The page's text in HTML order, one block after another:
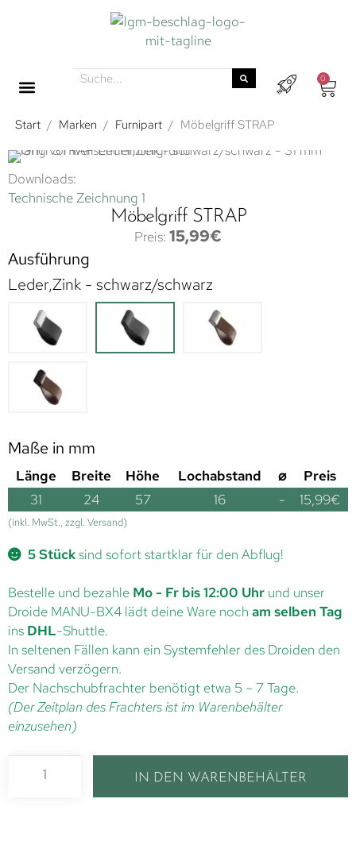
0
Start / Marken / Furnipart / Möbelgriff STRAP
Downloads:
Technische Zeichnung 1
Möbelgriff STRAP
15,99€
Ausführung
Leder,Zink - schwarz/schwarz
Maße in mm
Länge Breite Höhe Lochabstand ⌀
Preis
31
24 57 16 - 15,99€
(inkl. MwSt., zzgl. Versand)
5 Stücksind sofort startklar für den Abflug!
Bestelle und bezahle Mo - Fr bis 12:00 Uhr und unser
Droide MANU-BX4 lädt deine Ware noch am selben Tag
ins DHL-Shuttle.
In seltenen Fällen kann ein Systemfehler des Droiden den
Versand verzögern.
Der Nachschubfrachter benötigt etwa 5 – 7 Tage.
(Der Zeitplan des Frachters ist im Warenbehälter
einzusehen)
IN DEN WARENBEHÄLTER